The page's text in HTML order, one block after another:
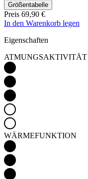
Größentabelle
Preis 69,90 €
In den Warenkorb legen
Eigenschaften
ATMUNGSAKTIVITÄT
WÄRMEFUNKTION